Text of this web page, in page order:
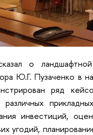
о
Ю.Г. Пузаченко в
ряд
инвестиций,
угодий,